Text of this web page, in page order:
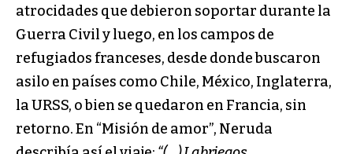
atrocidades que debieron soportar durante la
Guerra Civil y luego, en los campos de
refugiados franceses, desde donde buscaron
asilo en países como Chile, México, Inglaterra,
la URSS, o bien se quedaron en Francia, sin
retorno. En “Misión de amor”, Neruda